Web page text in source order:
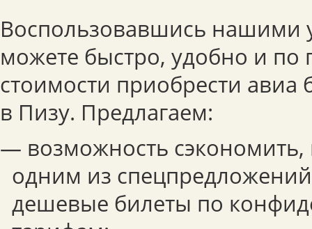
Воспользовавшись нашими
можете быстро, удобно и по
стоимости приобрести
в Пизу. Предлагаем:
— возможность
одним из
дешевые билеты по